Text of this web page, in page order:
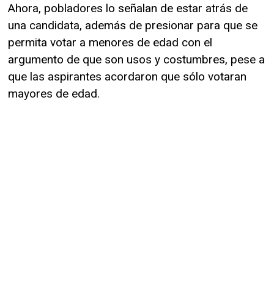
Ahora, pobladores lo señalan de estar atrás de
una candidata, además de presionar para que se
permita votar a menores de edad con el
argumento de que son usos y costumbres, pese a
que las aspirantes acordaron que sólo votaran
mayores de edad.